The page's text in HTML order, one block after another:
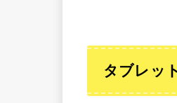
タブレッ